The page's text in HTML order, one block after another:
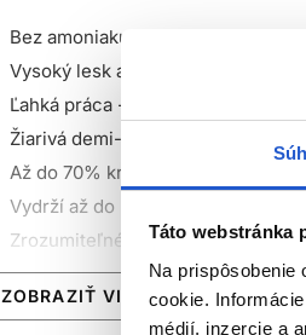
Táto webstránka
Na
cookie.
médií, inzercie a
Bez amoniaku*
Vysoký lesk a ohromujúce módne
Ľahká práca - praktiky neviditeľné
Žiarivá demi-permanentná farba na
Až do 70% krytie šedivých vlasov
Vydrží až do 24 umytí šampónov
Zrozumiteľné a univerzálne
Farba bez záväzkov, flexibilná,
Ideálna voľba pre hravé,
ZOBRAZIŤ VIAC